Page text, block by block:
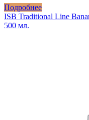
Подробнее
ISB Traditional Line
500 мл.